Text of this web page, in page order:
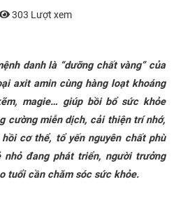
303 Lượt xem
danh là “dưỡng chất vàng” của
axit amin cùng hàng loạt khoáng
magie… giúp bồi bổ sức khỏe
cường miễn dịch, cải thiện trí nhớ,
cơ thể, tổ yến nguyên chất phù
đang phát triển, người trưởng
tuổi cần chăm sóc sức khỏe.